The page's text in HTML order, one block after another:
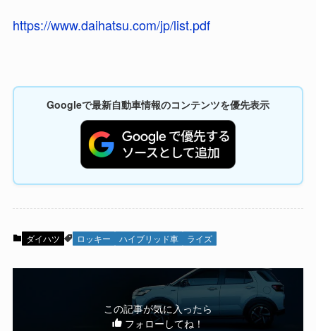
https://www.daihatsu.com/jp/list.pdf
Googleで最新自動車情報のコンテンツを優先表示
ダイハツ ロッキー ハイブリッド車 ライズ
この記事が気に入ったら
フォローしてね！